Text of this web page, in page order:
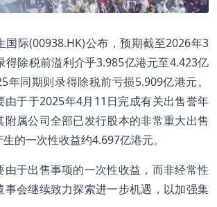
国际(00938.HK)公布，预期截至2026年3
得除税前溢利介乎3.985亿港元至4.423亿
年同期则录得除税前亏损5.909亿港元。
由于于2025年4月11日完成有关出售誉年
附属公司全部已发行股本的非常重大出售
的一次性收益约4.697亿港元。
由于出售事项的一次性收益，而非经常性
事会继续致力探索进一步机遇，以加强集